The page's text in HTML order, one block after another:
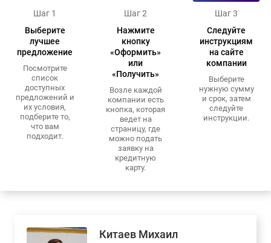
Шаг 1
Выберите
лучшее
предложение
Посмотрите
список
доступных
предложений и
их условия,
подберите то,
что вам
подходит.
Шаг 2
Нажмите
кнопку
«Оформить»
или
«Получить»
Возле каждой
компании есть
кнопка, которая
ведет на
страницу, где
можно подать
заявку на
кредитную
карту.
Шаг 3
Следуйте
инструкциям
на сайте
компании
Выберите
нужную сумму
и срок, затем
следуйте
инструкции.
Китаев Михаил